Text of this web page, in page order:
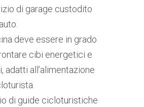
di garage custodito
deve essere in grado
cibi energetici e
adatti all’alimentazione
di guide cicloturistiche